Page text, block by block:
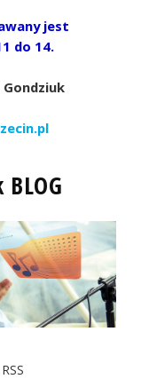
jest
do 14.